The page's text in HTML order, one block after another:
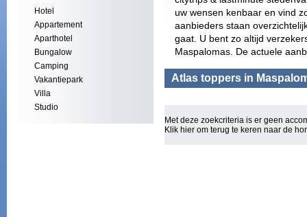
Hotel
Appartement
Aparthotel
Bungalow
Camping
Vakantiepark
Villa
Studio
uw wensen kenbaar en vind
aanbieders staan
gaat. U bent zo altijd
Maspalomas. De actuele
Atlas toppers in
Met deze zoekcriteria is er geen
Klik hier om terug te keren naar de